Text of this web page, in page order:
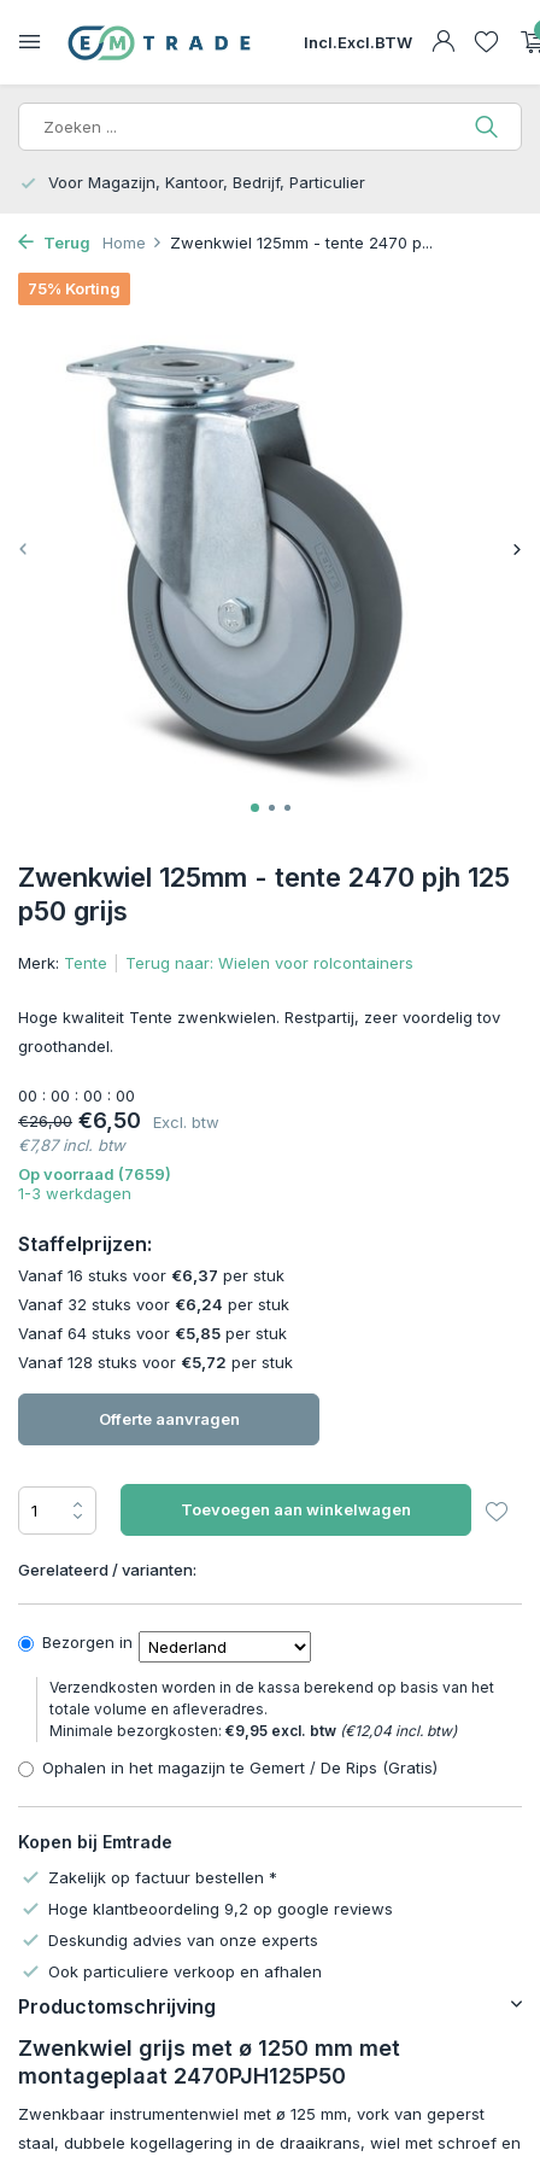
Incl.Excl.BTW
15.000m2 op Voorraad | Bezorgen of Afhalen
Terug Home Zwenkwiel 125mm - tente 2470 p...
Zwenkwiel 125mm - tente 2470 pjh 125
p50 grijs
75% Korting
Merk: Tente Terug naar: Wielen voor rolcontainers
Hoge kwaliteit Tente zwenkwielen. Restpartij, zeer voordelig tov
groothandel.
00 : 00 : 00 : 00
€26,00 €6,50
Excl. btw
€7,87 incl. btw
Op voorraad (7659)
1-3 werkdagen
Staffelprijzen:
Vanaf 16 stuks voor €6,37 per stuk
Vanaf 32 stuks voor €6,24 per stuk
Vanaf 64 stuks voor €5,85 per stuk
Vanaf 128 stuks voor €5,72 per stuk
Offerte aanvragen
Toevoegen aan winkelwagen
Gerelateerd / varianten:
Bezorgen in
Verzendkosten worden in de kassa berekend op basis van het
totale volume en afleveradres.
Minimale bezorgkosten: €9,95 excl. btw (€12,04 incl. btw)
Ophalen in het magazijn te Gemert / De Rips (Gratis)
Kopen bij Emtrade
Zakelijk op factuur bestellen *
Hoge klantbeoordeling 9,2 op google reviews
Deskundig advies van onze experts
Ook particuliere verkoop en afhalen
Productomschrijving
Zwenkwiel grijs met ø 1250 mm met
montageplaat 2470PJH125P50
Zwenkbaar instrumentenwiel met ø 125 mm, vork van geperst
staal, dubbele kogellagering in de draaikrans, wiel met schroef en